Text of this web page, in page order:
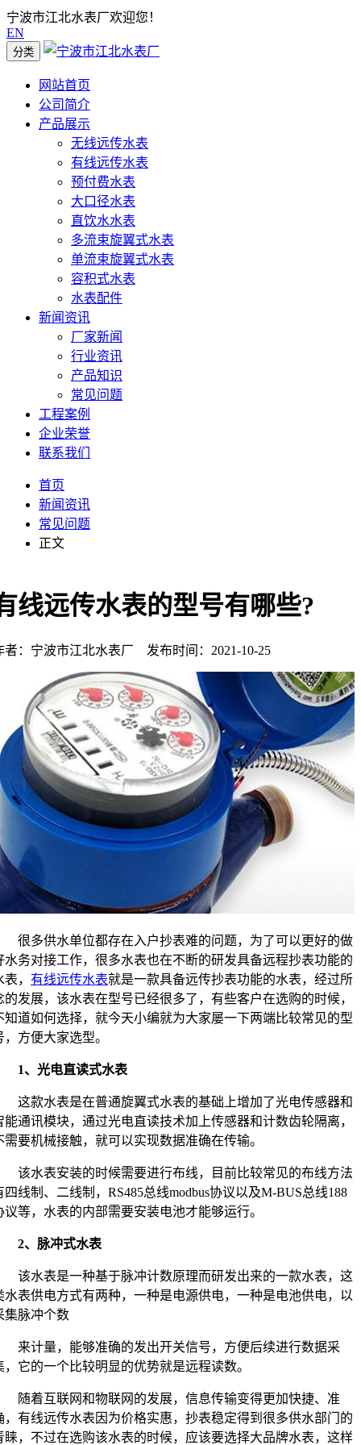
宁波市江北水表厂欢迎您！
EN
分类
网站首页
公司简介
产品展示
无线远传水表
有线远传水表
预付费水表
大口径水表
直饮水水表
多流束旋翼式水表
单流束旋翼式水表
容积式水表
水表配件
新闻资讯
厂家新闻
行业资讯
产品知识
常见问题
工程案例
企业荣誉
联系我们
首页
新闻资讯
常见问题
正文
线远传水表的型号有哪些?
者：宁波市江北水表厂 发布时间：2021-10-25
多供水单位都存在入户抄表难的问题，为了可以更好的做
水务对接工作，很多水表也在不断的研发具备远程抄表功能的
表， 有线远传水表就是一款具备远传抄表功能的水表，经过所
的发展，该水表在型号已经很多了，有些客户在选购的时候，
知道如何选择，就今天小编就为大家屡一下两端比较常见的型
，方便大家选型。
1、光电直读式水表
款水表是在普通旋翼式水表的基础上增加了光电传感器和
能通讯模块，通过光电直读技术加上传感器和计数齿轮隔离，
需要机械接触，就可以实现数据准确在传输。
水表安装的时候需要进行布线，目前比较常见的布线方法
四线制、二线制，RS485总线modbus协议以及M-BUS总线188
议等，水表的内部需要安装电池才能够运行。
2、脉冲式水表
水表是一种基于脉冲计数原理而研发出来的一款水表，这
水表供电方式有两种，一种是电源供电，一种是电池供电，以
集脉冲个数
计量，能够准确的发出开关信号，方便后续进行数据采
，它的一个比较明显的优势就是远程读数。
着互联网和物联网的发展，信息传输变得更加快捷、准
，有线远传水表因为价格实惠，抄表稳定得到很多供水部门的
睐，不过在选购该水表的时候，应该要选择大品牌水表，这样